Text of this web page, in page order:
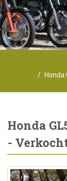
Honda
Honda
-